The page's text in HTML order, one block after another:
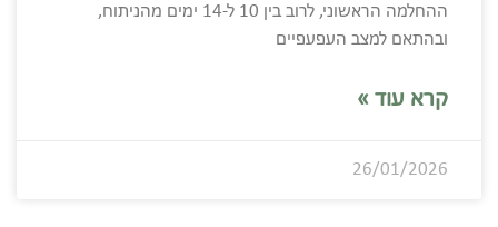
ההחלמה הראשוני, לרוב בין 10 ל-14 ימים מהניתוח,
ובהתאם למצב העפעפיים
קרא עוד »
26/01/2026